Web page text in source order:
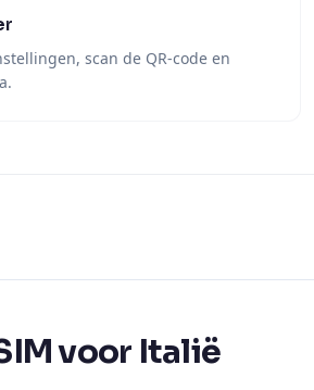
scan de QR-code en
voor Italië